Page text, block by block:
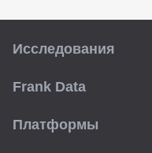
Исследования
Frank Data
Платформы